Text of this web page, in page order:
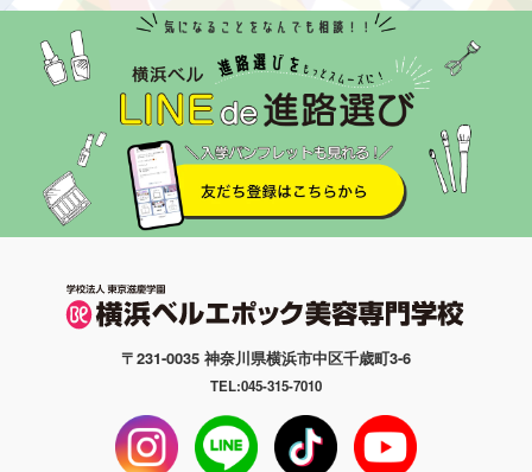
〒231-0035 神奈川県横浜市中区千歳町3-6
TEL:045-315-7010